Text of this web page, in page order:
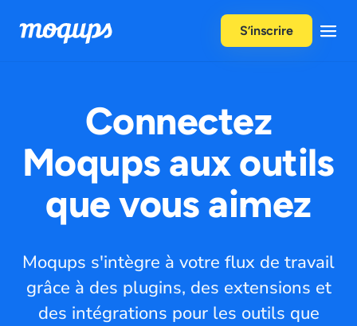
S’inscrire
Connectez
Moqups aux outils
que vous aimez
Moqups s'intègre à votre flux de travail
grâce à des plugins, des extensions et
des intégrations pour les outils que